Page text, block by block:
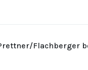
Flachberger